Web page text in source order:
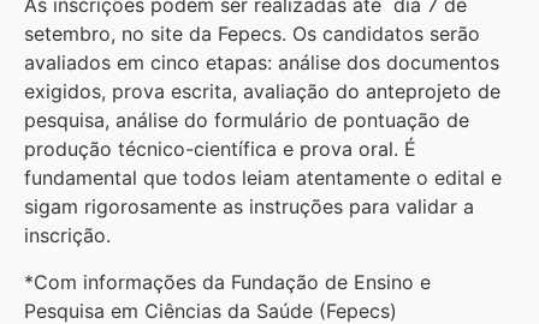
As inscrições podem ser realizadas até dia 7 de
setembro, no site da Fepecs. Os candidatos serão
avaliados em cinco etapas: análise dos documentos
exigidos, prova escrita, avaliação do anteprojeto de
pesquisa, análise do formulário de pontuação de
produção técnico-científica e prova oral. É
fundamental que todos leiam atentamente o edital e
sigam rigorosamente as instruções para validar a
inscrição.
*Com informações da Fundação de Ensino e
Pesquisa em Ciências da Saúde (Fepecs)